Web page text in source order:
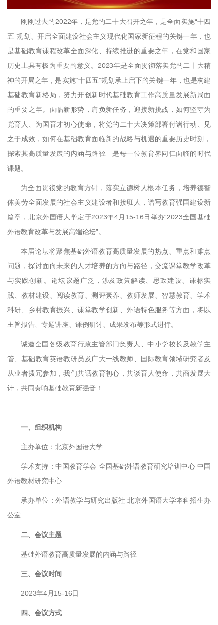
刚刚过去的2022年，是党的二十大召开之年，是全面实施“十四
五”规划、开启全面建设社会主义现代化国家新征程的关键一年，也
是基础教育课程改革全面深化、持续推进的重要之年，在党和国家
历史上具有极为重要的意义。2023年是全面贯彻落实党的二十大精
神的开局之年，是实施“十四五”规划承上启下的关键一年，也是构建
基础教育新格局，努力开创新时代基础教育工作高质量发展新局面
的重要之年。面临新形势，肩负新任务，迎接新挑战，如何坚守为
党育人、为国育才初心使命，将党的二十大决策部署付诸行动、见
之于成效，如何在基础教育面临新的战略与机遇的重要历史时刻，
探索其高质量发展的内涵与路径，是每一位教育界同仁面临的时代
课题。
为全面贯彻党的教育方针，落实立德树人根本任务，培养德智
体美劳全面发展的社会主义建设者和接班人，谱写教育强国建设新
篇章，北京外国语大学定于2023年4月15-16日举办“2023全国基础
外语教育改革与发展高端论坛”。
本届论坛将聚焦基础外语教育高质量发展的热点、重点和难点
问题，探讨面向未来的人才培养的方向与路径，交流课堂教学改革
与实践创新。论坛议题广泛，涉及政策解读、思政建设、课标实
践、教材建设、阅读教育、测评素养、教师发展、智慧教育、学术
科研、乡村教育振兴、课堂教学创新、外语特色服务等方面，将以
主旨报告、专题讲座、课例研讨、成果发布等形式进行。
诚邀全国各级教育行政主管部门负责人、中小学校长及教学主
管、基础教育英语教研员及广大一线教师、国际教育领域研究者及
从业者拨冗参加，我们共话教育初心，共谈育人使命，共商发展大
计，共同奏响基础教育新强音！
一、组织机构
主办单位：北京外国语大学
学术支持：中国教育学会 全国基础外语教育研究培训中心 中国
外语教材研究中心
承办单位：外语教学与研究出版社 北京外国语大学本科招生办
公室
二、会议主题
基础外语教育高质量发展的内涵与路径
三、会议时间
2023年4月15-16日
四、会议方式